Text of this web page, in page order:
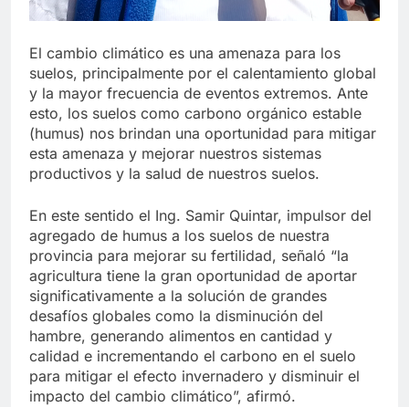
El cambio climático es una amenaza para los
suelos, principalmente por el calentamiento global
y la mayor frecuencia de eventos extremos. Ante
esto, los suelos como carbono orgánico estable
(humus) nos brindan una oportunidad para mitigar
esta amenaza y mejorar nuestros sistemas
productivos y la salud de nuestros suelos.
En este sentido el Ing. Samir Quintar, impulsor del
agregado de humus a los suelos de nuestra
provincia para mejorar su fertilidad, señaló “la
agricultura tiene la gran oportunidad de aportar
significativamente a la solución de grandes
desafíos globales como la disminución del
hambre, generando alimentos en cantidad y
calidad e incrementando el carbono en el suelo
para mitigar el efecto invernadero y disminuir el
impacto del cambio climático”, afirmó.